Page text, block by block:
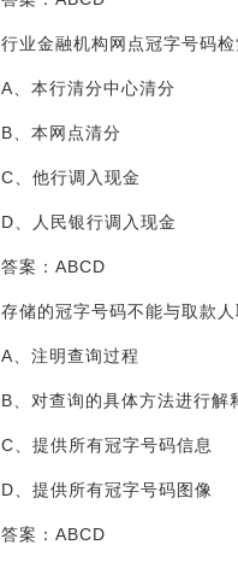
行业金融机构网点冠字号码
A、本行清分中心清分
B、本网点清分
C、他行调入现金
D、人民银行调入现金
答案：ABCD
存储的冠字号码不能与取款
A、注明查询过程
B、对查询的具体方法进行解
C、提供所有冠字号码信息
D、提供所有冠字号码图像
答案：ABCD